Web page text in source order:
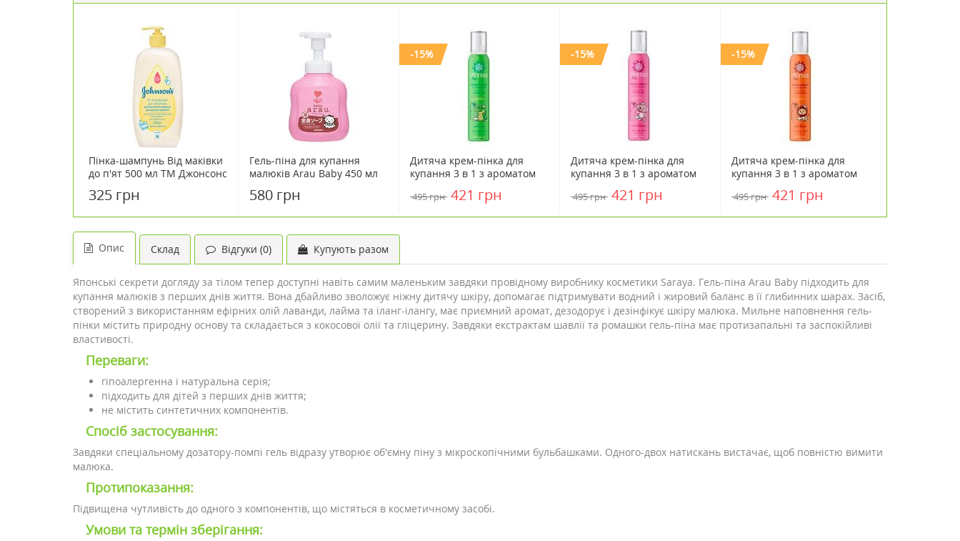
Пінка-шампунь Від маківки
до п'ят 500 мл ТМ Джонсонc
325 грн
Гель-піна для купання
малюків Arau Baby 450 мл
580 грн
-15%
Дитяча крем-пінка для
купання 3 в 1 з ароматом
Whipped Shower Foam
495 грн 421 грн
-15%
Дитяча крем-пінка для
купання 3 в 1 з ароматом
O'LYSEE Whipped Shower
495 грн 421 грн
-15%
Дитяча крем-пінка для
купання 3 в 1 з ароматом
O'LYSEE Whipped Shower
495 грн 421 грн
Опис Склад Відгуки (0) Купують разом
Японські секрети догляду за тілом тепер доступні навіть самим маленьким завдяки провідному виробнику косметики Saraya. Гель-піна Arau Baby підходить для
купання малюків з перших днів життя. Вона дбайливо зволожує ніжну дитячу шкіру, допомагає підтримувати водний і жировий баланс в її глибинних шарах. Засіб,
створений з використанням ефірних олій лаванди, лайма та іланг-ілангу, має приємний аромат, дезодорує і дезінфікує шкіру малюка. Мильне наповнення гель-
пінки містить природну основу та складається з кокосової олії та гліцерину. Завдяки екстрактам шавлії та ромашки гель-піна має протизапальні та заспокійливі
властивості.
Переваги:
гіпоалергенна і натуральна серія;
підходить для дітей з перших днів життя;
не містить синтетичних компонентів.
Спосіб застосування:
Завдяки спеціальному дозатору-помпі гель відразу утворює об'ємну піну з мікроскопічними бульбашками. Одного-двох натискань вистачає, щоб повністю вимити
малюка.
Протипоказання:
Підвищена чутливість до одного з компонентів, що містяться в косметичному засобі.
Умови та термін зберігання: